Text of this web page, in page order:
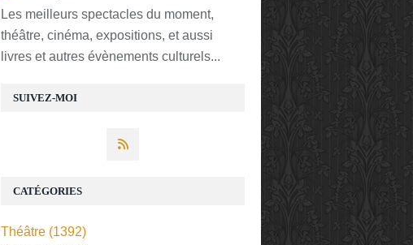
SUIVEZ-MOI
Les meilleurs spectacles du moment,
théâtre, cinéma, expositions, et aussi
livres et autres évènements culturels...
CATÉGORIES
Théâtre (1392)